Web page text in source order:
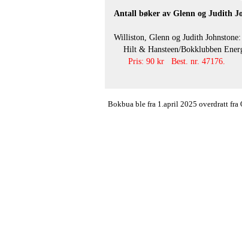
Antall bøker av Glenn og Judith
Williston, Glenn og Judith Johnstone:
Hilt & Hansteen/Bokklubben
Pris: 90 kr Best. nr. 47176.
Bokbua ble fra 1.april 2025 overdratt